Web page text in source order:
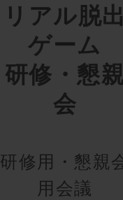
リアル脱
ゲーム
研修・懇
会
研修用・懇親
用会議